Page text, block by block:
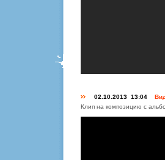
02.10.2013 13:04
Клип на композицию с